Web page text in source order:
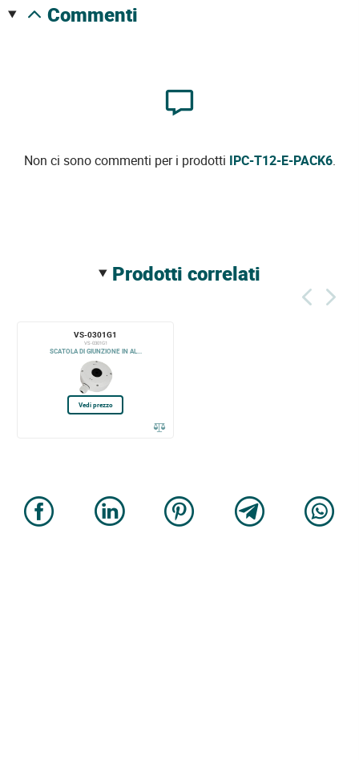
commenti
Non ci sono commenti per i prodotti IPC-T12-E-PACK6.
prodotti correlati
VS-0301G1
VS-0301G1
SCATOLA DI GIUNZIONE IN AL...
Vedi prezzo